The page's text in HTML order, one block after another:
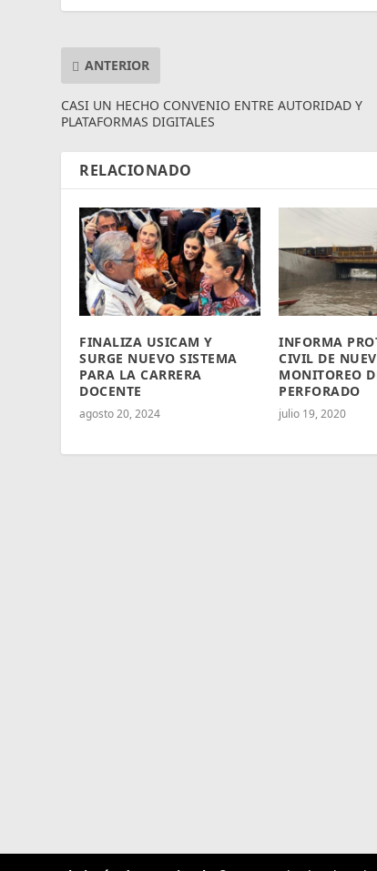
ANTERIOR
CASI UN HECHO CONVENIO ENTRE AUTORIDAD Y
PLATAFORMAS DIGITALES
RELACIONADO
FINALIZA USICAM Y
SURGE NUEVO SISTEMA
PARA LA CARRERA
DOCENTE
agosto 20, 2024
INFORMA
CIVIL DE
MONITOREO
PERFORADO
julio 19, 2020